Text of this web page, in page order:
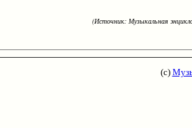
(Источник: Музыкальная
(с)